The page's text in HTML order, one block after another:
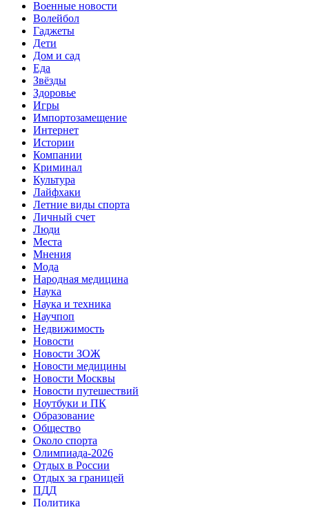
Военные новости
Волейбол
Гаджеты
Дети
Дом и сад
Еда
Звёзды
Здоровье
Игры
Импортозамещение
Интернет
Истории
Компании
Криминал
Культура
Лайфхаки
Летние виды спорта
Личный счет
Люди
Места
Мнения
Мода
Народная медицина
Наука
Наука и техника
Научпоп
Недвижимость
Новости
Новости ЗОЖ
Новости медицины
Новости Москвы
Новости путешествий
Ноутбуки и ПК
Образование
Общество
Около спорта
Олимпиада-2026
Отдых в России
Отдых за границей
ПДД
Политика